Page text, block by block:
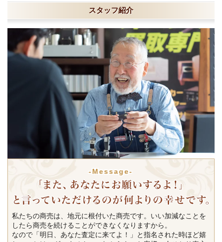
スタッフ紹介
-Message-
私たちの商売は、地元に根付いた商売です。いい加減なことを
したら商売を続けることができなくなりますから。
なので「明日、あなた査定に来てよ！」と指名された時ほど嬉